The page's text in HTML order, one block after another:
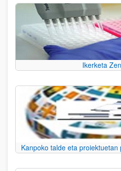
Ikerketa
Kanpoko talde eta